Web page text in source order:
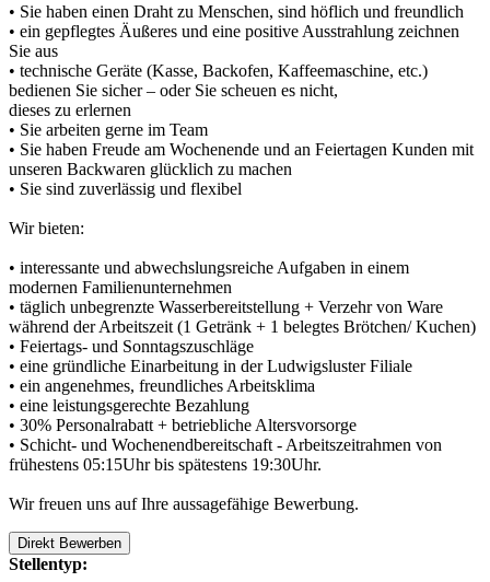
• Sie haben einen Draht zu Menschen, sind höflich und freundlich
• ein gepflegtes Äußeres und eine positive Ausstrahlung zeichnen
Sie aus
• technische Geräte (Kasse, Backofen, Kaffeemaschine, etc.)
bedienen Sie sicher – oder Sie scheuen es nicht,
dieses zu erlernen
• Sie arbeiten gerne im Team
• Sie haben Freude am Wochenende und an Feiertagen Kunden mit
unseren Backwaren glücklich zu machen
• Sie sind zuverlässig und flexibel
Wir bieten:
• interessante und abwechslungsreiche Aufgaben in einem
modernen Familienunternehmen
• täglich unbegrenzte Wasserbereitstellung + Verzehr von Ware
während der Arbeitszeit (1 Getränk + 1 belegtes Brötchen/ Kuchen)
• Feiertags- und Sonntagszuschläge
• eine gründliche Einarbeitung in der Ludwigsluster Filiale
• ein angenehmes, freundliches Arbeitsklima
• eine leistungsgerechte Bezahlung
• 30% Personalrabatt + betriebliche Altersvorsorge
• Schicht- und Wochenendbereitschaft - Arbeitszeitrahmen von
frühestens 05:15Uhr bis spätestens 19:30Uhr.
Wir freuen uns auf Ihre aussagefähige Bewerbung.
Direkt Bewerben
Stellentyp: